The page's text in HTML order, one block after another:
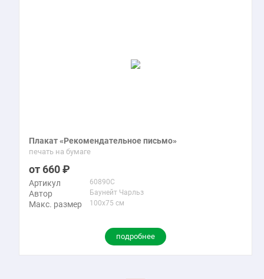
Плакат «Рекомендательное письмо»
печать на бумаге
660
Артикул 60890C
Автор Баунейт Чарльз
Макс. размер 100x75 см
подробнее